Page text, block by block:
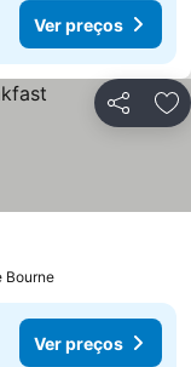
Ver preços
Partilhar
Bourne
Ver preços